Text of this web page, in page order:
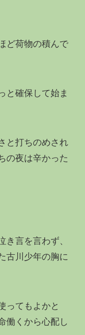
ど荷物の積んで
と確保して始ま
と打ちのめされ
の夜は辛かった
き言を言わず、
古川少年の胸に
ってもよかと
働くから心配し